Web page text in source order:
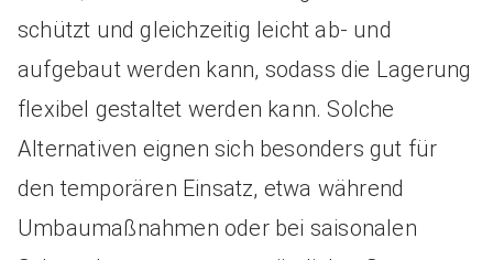
schützt und gleichzeitig leicht ab- und
aufgebaut werden kann, sodass die Lagerung
flexibel gestaltet werden kann. Solche
Alternativen eignen sich besonders gut für
den temporären Einsatz, etwa während
Umbaumaßnahmen oder bei saisonalen